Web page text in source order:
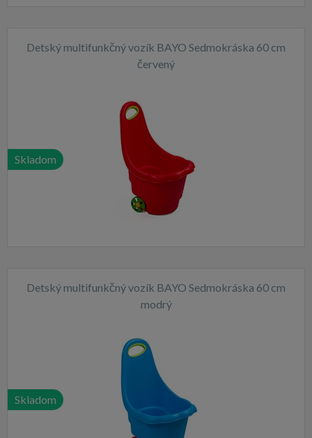
Detský multifunkčný vozík BAYO Sedmokráska 60 cm
červený
Skladom
Detský multifunkčný vozík BAYO Sedmokráska 60 cm
modrý
Skladom